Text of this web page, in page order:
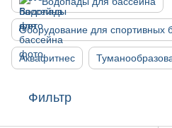
Оборудование для спортивных
Аквафитнес
Фильтр